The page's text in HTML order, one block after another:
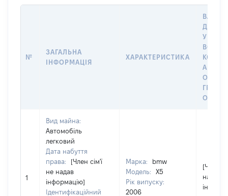
№
ЗАГАЛЬНА
ІНФОРМАЦІЯ
ХАРАКТЕРИСТИКА
ДАТУ
У
АБО
1
Вид майна:
Автомобіль
легковий
Дата набуття
права:
[Член сім'ї
не надав
інформацію]
Ідентифікаційний
Марка:
bmw
Модель:
X5
Рік випуску:
2006
[Член
надав